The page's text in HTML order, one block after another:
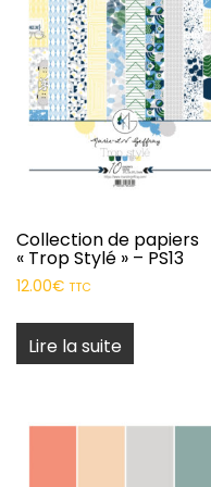
Collection de papiers
« Trop Stylé » – PS13
12.00€ TTC
Lire la suite